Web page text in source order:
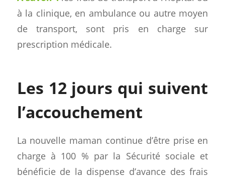
à la clinique, en ambulance ou autre moyen
de transport, sont pris en charge sur
prescription médicale.
Les 12 jours qui suivent
l’accouchement
La nouvelle maman continue d’être prise en
charge à 100 % par la Sécurité sociale et
bénéficie de la dispense d’avance des frais